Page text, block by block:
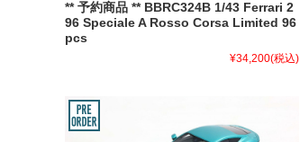
** 予約商品 ** BBRC324B 1/43 Ferrari 2
96 Speciale A Rosso Corsa Limited 96
pcs
¥34,200(税込)